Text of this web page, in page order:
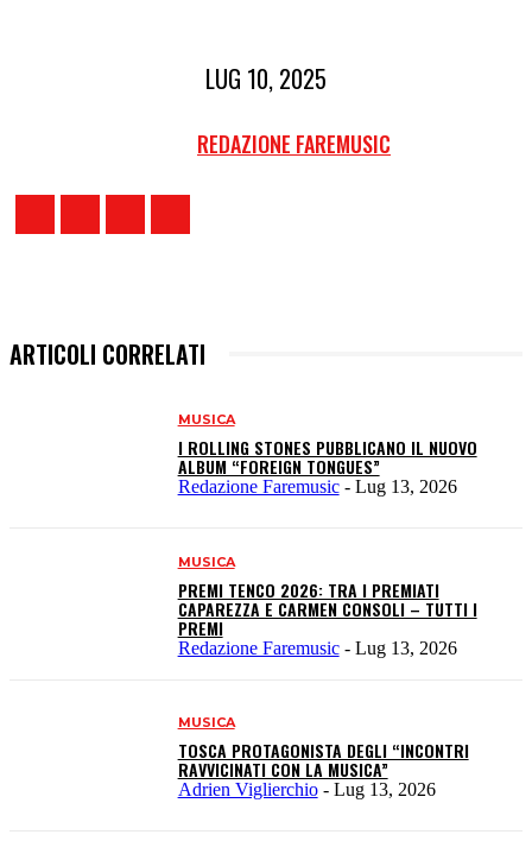
LUG 10, 2025
REDAZIONE FAREMUSIC
ARTICOLI CORRELATI
MUSICA
I ROLLING STONES PUBBLICANO IL NUOVO
ALBUM “FOREIGN TONGUES”
Redazione Faremusic - Lug 13, 2026
MUSICA
PREMI TENCO 2026: TRA I PREMIATI
CAPAREZZA E CARMEN CONSOLI – TUTTI I
PREMI
Redazione Faremusic - Lug 13, 2026
MUSICA
TOSCA PROTAGONISTA DEGLI “INCONTRI
RAVVICINATI CON LA MUSICA”
Adrien Viglierchio - Lug 13, 2026